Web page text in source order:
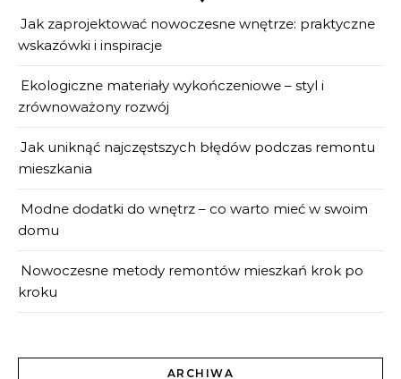
Jak zaprojektować nowoczesne wnętrze: praktyczne
wskazówki i inspiracje
Ekologiczne materiały wykończeniowe – styl i
zrównoważony rozwój
Jak uniknąć najczęstszych błędów podczas remontu
mieszkania
Modne dodatki do wnętrz – co warto mieć w swoim
domu
Nowoczesne metody remontów mieszkań krok po
kroku
ARCHIWA